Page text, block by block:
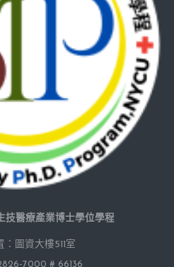
技醫療產業博士學位學程
：圖資大樓511室
7000 # 66136